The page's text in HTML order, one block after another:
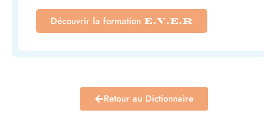
Découvrir la formation E.V.E.R
Retour au Dictionnaire